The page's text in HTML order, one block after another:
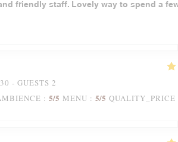
friendly staff. Lovely way to spend a
- GUESTS 2
: 5/5 MENU : 5/5 QUALITY_PRICE